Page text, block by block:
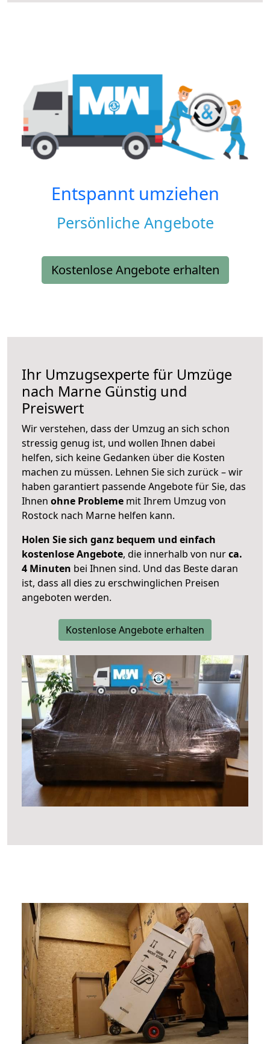
Entspannt umziehen
Persönliche Angebote
Kostenlose Angebote erhalten
Ihr Umzugsexperte für Umzüge
nach Marne Günstig und
Preiswert
Wir verstehen, dass der Umzug an sich schon
stressig genug ist, und wollen Ihnen dabei
helfen, sich keine Gedanken über die Kosten
machen zu müssen. Lehnen Sie sich zurück – wir
haben garantiert passende Angebote für Sie, das
Ihnen ohne Probleme mit Ihrem Umzug von
Rostock nach Marne helfen kann.
Holen Sie sich ganz bequem und einfach
kostenlose Angebote, die innerhalb von nurca.
4 Minuten bei Ihnen sind. Und das Beste daran
ist, dass all dies zu erschwinglichen Preisen
angeboten werden.
Kostenlose Angebote erhalten